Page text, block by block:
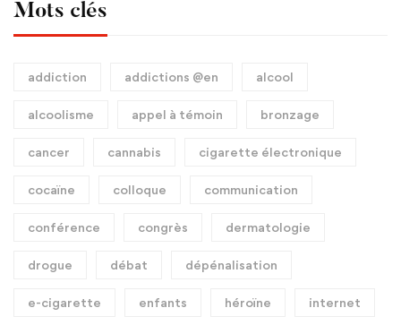
Mots clés
addiction addictions @en alcool
alcoolisme appel à témoin bronzage
cancer cannabis cigarette électronique
cocaïne colloque communication
conférence congrès dermatologie
drogue débat dépénalisation
e-cigarette enfants héroïne internet